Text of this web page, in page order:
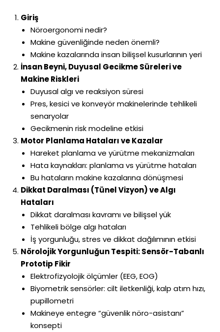
Giriş
Nöroergonomi nedir?
Makine güvenliğinde neden önemli?
Makine kazalarında insan bilişsel kusurlarının yeri
İnsan Beyni, Duyusal Gecikme Süreleri ve
Makine Riskleri
Duyusal algı ve reaksiyon süresi
Pres, kesici ve konveyör makinelerinde tehlikeli
senaryolar
Gecikmenin risk modeline etkisi
Motor Planlama Hataları ve Kazalar
Hareket planlama ve yürütme mekanizmaları
Hata kaynakları: planlama vs yürütme hataları
Bu hataların makine kazalarına dönüşmesi
Dikkat Daralması (Tünel Vizyon) ve Algı
Hataları
Dikkat daralması kavramı ve bilişsel yük
Tehlikeli bölge algı hataları
İş yorgunluğu, stres ve dikkat dağılımının etkisi
Nörolojik Yorgunluğun Tespiti: Sensör-Tabanlı
Prototip Fikir
Elektrofizyolojik ölçümler (EEG, EOG)
Biyometrik sensörler: cilt iletkenliği, kalp atım hızı,
pupillometri
Makineye entegre “güvenlik nöro-asistanı”
konsepti